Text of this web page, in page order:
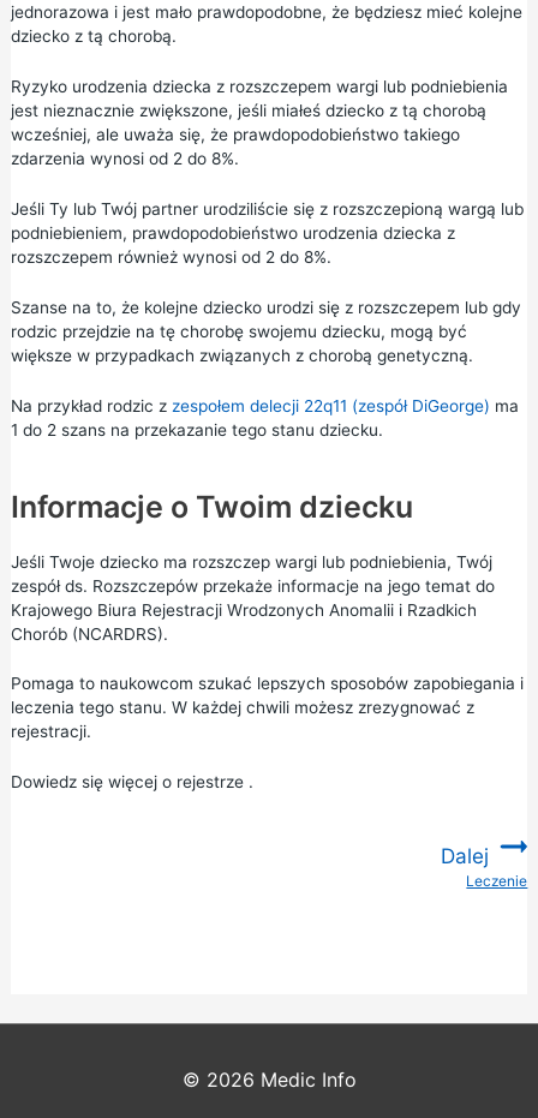
jednorazowa i jest mało prawdopodobne, że będziesz mieć kolejne
dziecko z tą chorobą.
Ryzyko urodzenia dziecka z rozszczepem wargi lub podniebienia
jest nieznacznie zwiększone, jeśli miałeś dziecko z tą chorobą
wcześniej, ale uważa się, że prawdopodobieństwo takiego
zdarzenia wynosi od 2 do 8%.
Jeśli Ty lub Twój partner urodziliście się z rozszczepioną wargą lub
podniebieniem, prawdopodobieństwo urodzenia dziecka z
rozszczepem również wynosi od 2 do 8%.
Szanse na to, że kolejne dziecko urodzi się z rozszczepem lub gdy
rodzic przejdzie na tę chorobę swojemu dziecku, mogą być
większe w przypadkach związanych z chorobą genetyczną.
Na przykład rodzic z zespołem delecji 22q11 (zespół DiGeorge) ma
1 do 2 szans na przekazanie tego stanu dziecku.
Informacje o Twoim dziecku
Jeśli Twoje dziecko ma rozszczep wargi lub podniebienia, Twój
zespół ds. Rozszczepów przekaże informacje na jego temat do
Krajowego Biura Rejestracji Wrodzonych Anomalii i Rzadkich
Chorób (NCARDRS).
Pomaga to naukowcom szukać lepszych sposobów zapobiegania i
leczenia tego stanu. W każdej chwili możesz zrezygnować z
rejestracji.
Dowiedz się więcej o rejestrze.
Dalej
Leczenie
© 2026 Medic Info